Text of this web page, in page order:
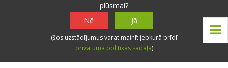
© 2026 meteolapa.lv. v2
Raksti· Galerijas· Radars·
laika apstākļi· Sazināties· Privātuma politika
Lietošanas noteikumi· Par mums
plūsmai?
Nē
Jā
(šos uzstādījumus varat mainīt jebkurā brīdī
privātuma politikas sadaļā)